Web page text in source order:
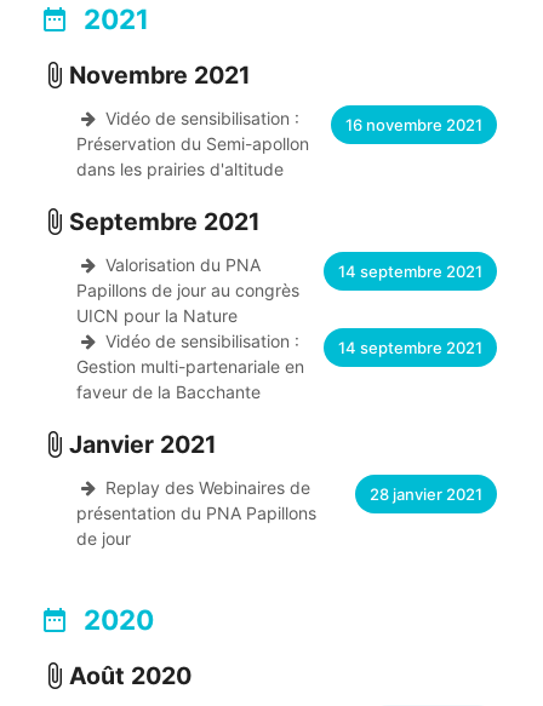
date_range 2021
attach_file Novembre 2021
Vidéo de sensibilisation :
Préservation du Semi-apollon
dans les prairies d'altitude
16 novembre 2021
attach_file Septembre 2021
Valorisation du PNA
Papillons de jour au congrès
UICN pour la Nature
14 septembre 2021
Vidéo de sensibilisation :
Gestion multi-partenariale en
faveur de la Bacchante
14 septembre 2021
attach_file Janvier 2021
Replay des Webinaires de
présentation du PNA Papillons
de jour
28 janvier 2021
date_range 2020
attach_file Août 2020